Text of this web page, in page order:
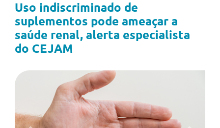
Uso indiscriminado de
suplementos pode ameaçar a
saúde renal, alerta especialista
do CEJAM